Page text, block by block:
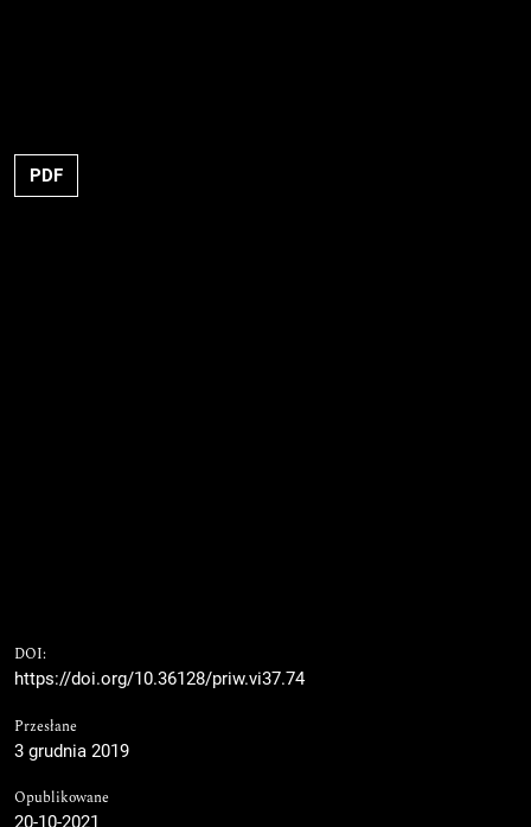
PDF
DOI:
https://doi.org/10.36128/priw.vi37.74
Przesłane
3 grudnia 2019
Opublikowane
20-10-2021